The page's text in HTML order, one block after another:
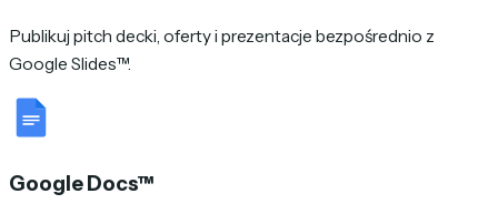
Publikuj pitch decki, oferty i prezentacje bezpośrednio z
Google Slides™.
Google Docs™